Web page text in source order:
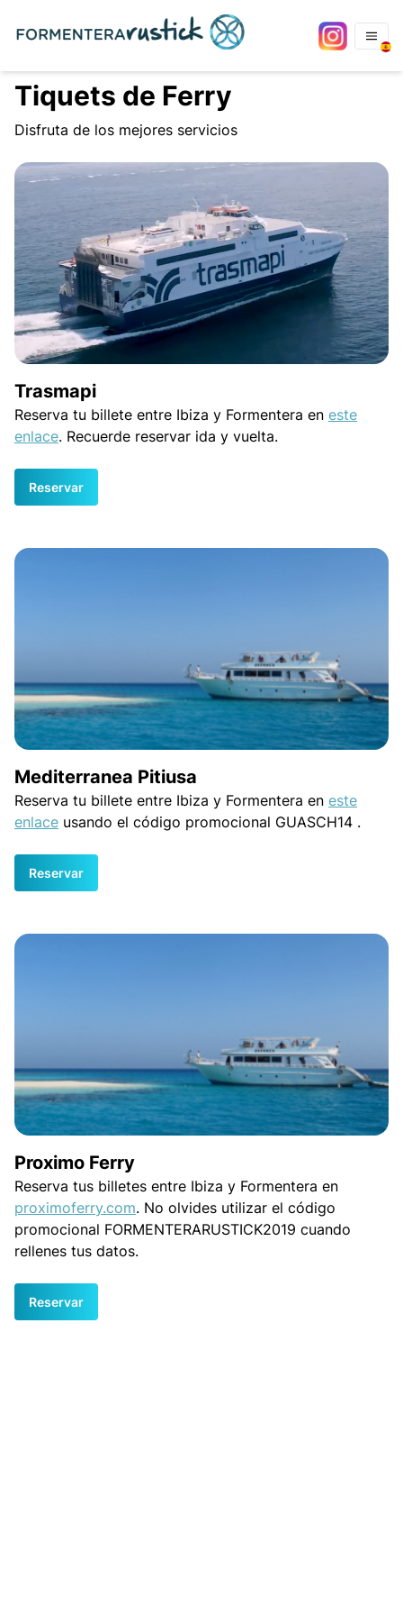
Tiquets de Ferry
Disfruta de los mejores servicios
Trasmapi
Reserva tu billete entre Ibiza y Formentera en este
enlace. Recuerde reservar ida y vuelta.
Reservar
Mediterranea Pitiusa
Reserva tu billete entre Ibiza y Formentera en este
enlace usando el código promocional GUASCH14 .
Reservar
Proximo Ferry
Reserva tus billetes entre Ibiza y Formentera en
proximoferry.com. No olvides utilizar el código
promocional FORMENTERARUSTICK2019 cuando
rellenes tus datos.
Reservar